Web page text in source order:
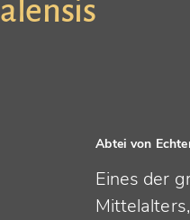
Abtei von
Eines der